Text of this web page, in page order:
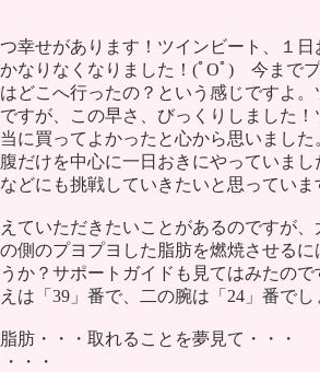
幸せがあります！ツインビート、１
なりなくなりました！(ﾟOﾟ) 今まで
どこへ行ったの？という感じですよ
すが、この早さ、びっくりしました
に買ってよかったと心から思いまし
だけを中心に一日おきにやっていま
どにも挑戦していきたいと思っていま
ていただきたいことがあるのですが
側のプヨプヨした脂肪を燃焼させる
か？サポートガイドも見てはみたの
は「39」番で、二の腕は「24」番で
肪・・・取れることを夢見て・・・
・・